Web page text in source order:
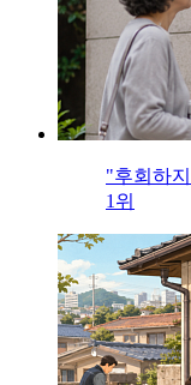
"후회하
1위